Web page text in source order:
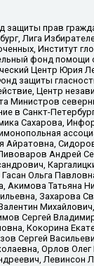
защиты прав
Лига
Институт
фонд помощи
Центр Юрия
защиты
Центр
Министров
в Санкт-
Сахарова,
Андрей
Ольга
Акимова Татьяна
Захарова
Сергей
Кокорина
Сергей
Орлов Олег
Левинсон